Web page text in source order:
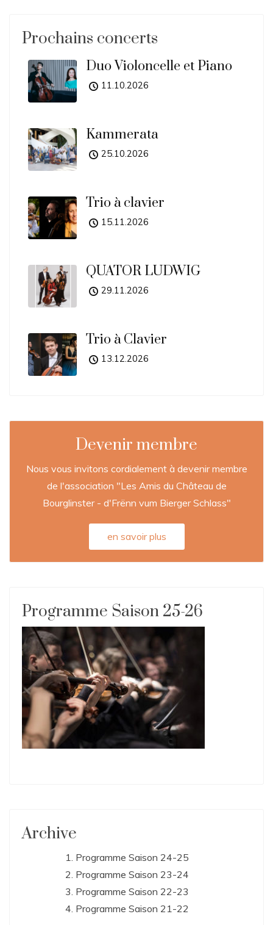
Prochains concerts
Duo Violoncelle et Piano
11.10.2026
Kammerata
25.10.2026
Trio à clavier
15.11.2026
QUATOR LUDWIG
29.11.2026
Trio à Clavier
13.12.2026
Devenir membre
Nous vous invitons cordialement à devenir membre
de l'association "Les Amis du Château de
Bourglinster - d'Frënn vum Bierger Schlass"
en savoir plus
Programme Saison 25-26
Archive
Programme Saison 24-25
Programme Saison 23-24
Programme Saison 22-23
Programme Saison 21-22